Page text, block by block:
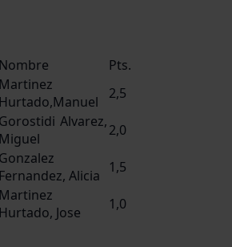
Nombre
Pts.
Martinez
Hurtado,Manuel
2,5
Gorostidi Alvarez,
Miguel
2,0
Gonzalez
Fernandez, Alicia
1,5
Martinez
Hurtado, Jose
1,0